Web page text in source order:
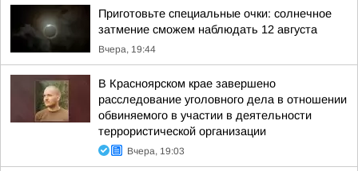
Приготовьте специальные очки: солнечное
затмение сможем наблюдать 12 августа
Вчера, 19:44
В Красноярском крае завершено
расследование уголовного дела в отношении
обвиняемого в участии в деятельности
террористической организации
Вчера, 19:03